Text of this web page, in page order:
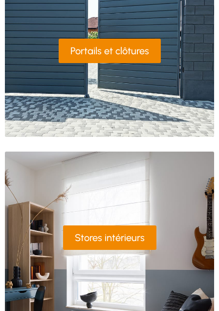
Portails et clôtures
Stores intérieurs